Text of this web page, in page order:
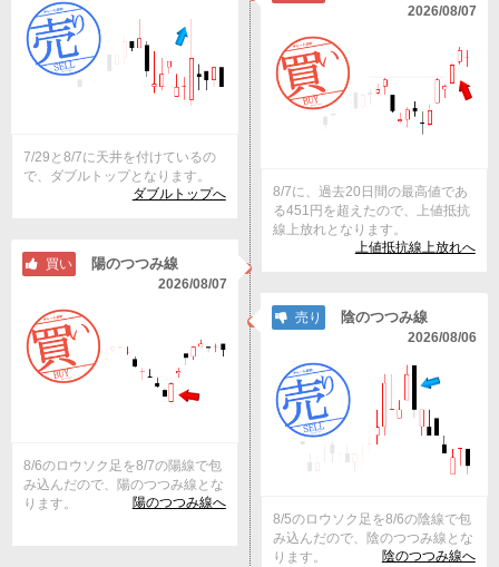
7/29と8/7に天井を付けているの
で、ダブルトップとなります。
ダブルトップへ
2026/08/07
8/7に、過去20日間の最高値であ
る451円を超えたので、上値抵抗
線上放れとなります。
上値抵抗線上放れへ
買い
陽のつつみ線
2026/08/07
8/6のロウソク足を8/7の陽線で包
み込んだので、陽のつつみ線とな
ります。
陽のつつみ線へ
売り 陰のつつみ線
2026/08/06
8/5のロウソク足を8/6の陰線で包
み込んだので、陰のつつみ線とな
ります。
陰のつつみ線へ